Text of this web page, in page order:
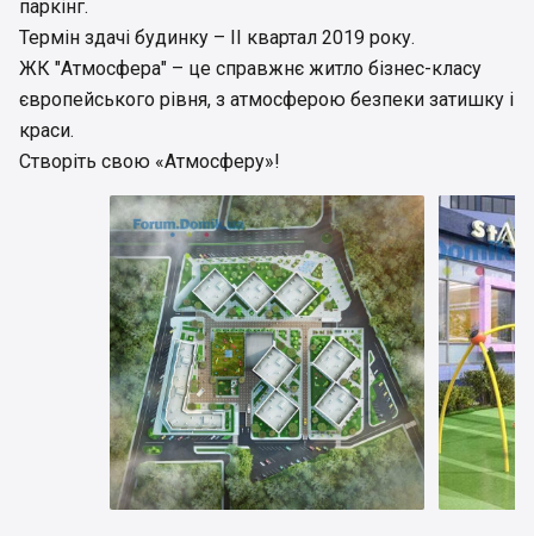
паркінг.
Термін здачі будинку – ІІ квартал 2019 року.
ЖК "Атмосфера" – це справжнє житло бізнес-класу
європейського рівня, з атмосферою безпеки затишку і
краси.
Створіть свою «Атмосферу»!